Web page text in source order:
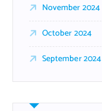
November 2024
October 2024
September 2024